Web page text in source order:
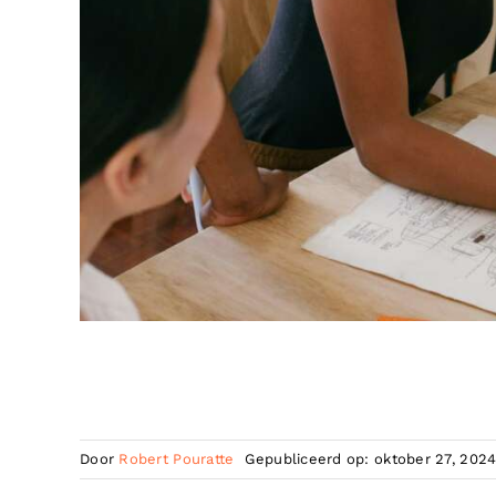
Door Robert Pouratte Gepubliceerd op: oktober 27, 2024